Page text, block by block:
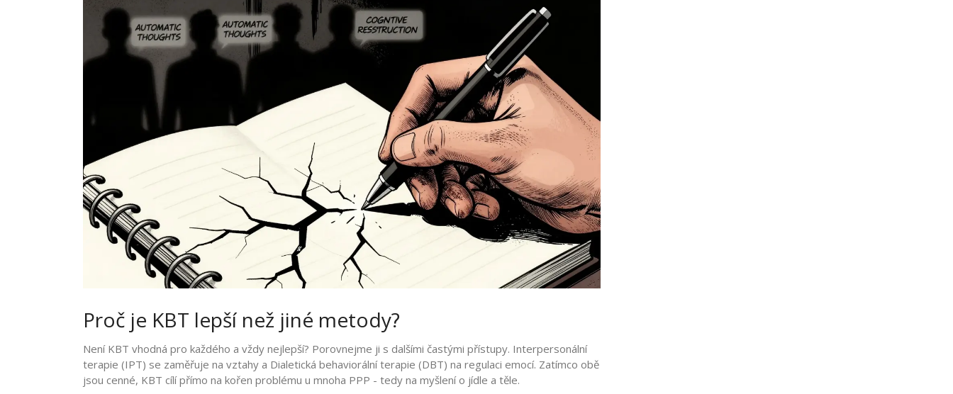
Proč je KBT lepší než jiné metody?
Není KBT vhodná pro každého a vždy nejlepší? Porovnejme ji s dalšími častými přístupy. Interpersonální
terapie (IPT) se zaměřuje na vztahy a Dialetická behaviorální terapie (DBT) na regulaci emocí. Zatímco obě
jsou cenné, KBT cílí přímo na kořen problému u mnoha PPP - tedy na myšlení o jídle a těle.